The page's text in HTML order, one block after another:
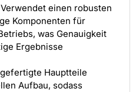
Verwendet einen robusten
Komponenten für
was Genauigkeit
Ergebnisse
Hauptteile
Aufbau, sodass